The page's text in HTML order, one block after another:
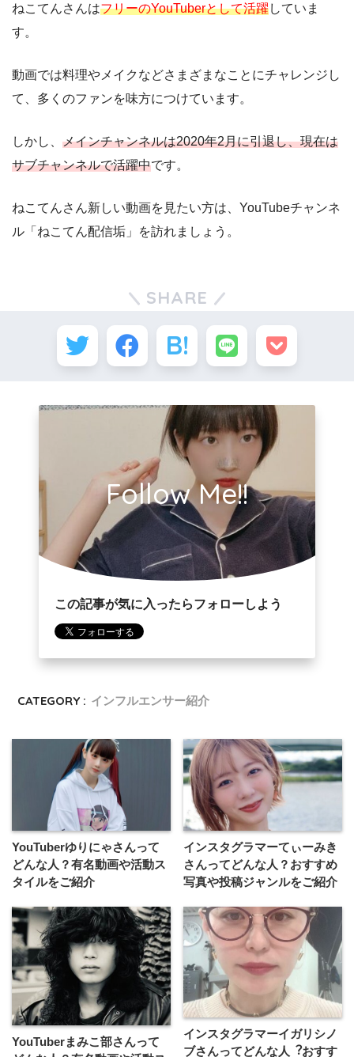
ねこてんさんはフリーのYouTuberとして活躍していま
す。
動画では料理やメイクなどさまざまなことにチャレンジし
て、多くのファンを味方につけています。
しかし、 メインチャンネルは2020年2月に引退し、現在は
サブチャンネルで活躍中です。
ねこてんさん新しい動画を見たい方は、YouTubeチャンネ
ル「ねこてん配信垢」を訪れましょう。
SHARE
Follow Me!!
この記事が気に入ったらフォローしよう
CATEGORY : インフルエンサー紹介
YouTuberゆりにゃさんって
どんな⼈？有名動画や活動ス
タイルをご紹介
インスタグラマーてぃーみき
さんってどんな⼈？おすすめ
写真や投稿ジャンルをご紹介
YouTuberまみこ部さんって
インスタグラマーイガリシノ
ブさんってどんな⼈︖おすす